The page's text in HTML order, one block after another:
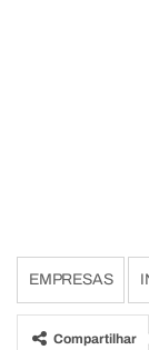
EMPRESAS
Compartilhar